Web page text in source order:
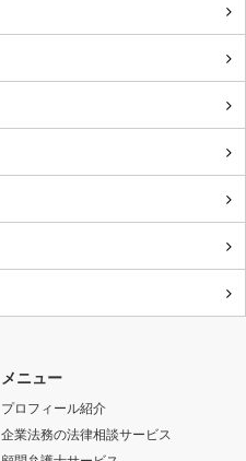
メニュー
プロフィール紹介
企業法務の法律相談サービス